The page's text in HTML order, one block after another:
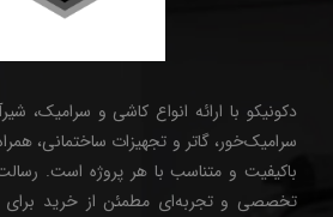
دکونیکو با ارائه انواع کاشی و سرامیک،
سرامیک‌خور، گاتر و تجهیزات ساختمانی،
باکیفیت و متناسب با هر پروژه است.
تخصصی و تجربه‌ای مطمئن از خرید برای